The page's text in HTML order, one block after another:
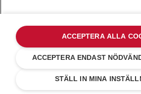
kr 1 124,25 pengar kr 374,75
för våra nyheter och
Your email address
STÄLL IN MINA
ACCEPTERA ENDAST
ACCEPTERA ALLA